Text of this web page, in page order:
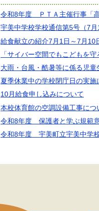
令和8年度 ＰＴＡ主催行事「
宇美中学校学校通信第5号（7月
給食献立の紹介7月1日～7月10
「サイバー空間でもこどもを
大雨・台風・酷暑等に係る児童
夏季休業中の学校閉庁日の実施
10月給食申し込みについて
本校体育館の空調設備工事につ
令和8年度 保護者と学ぶ規範
令和8年度 宇美町立宇美中学